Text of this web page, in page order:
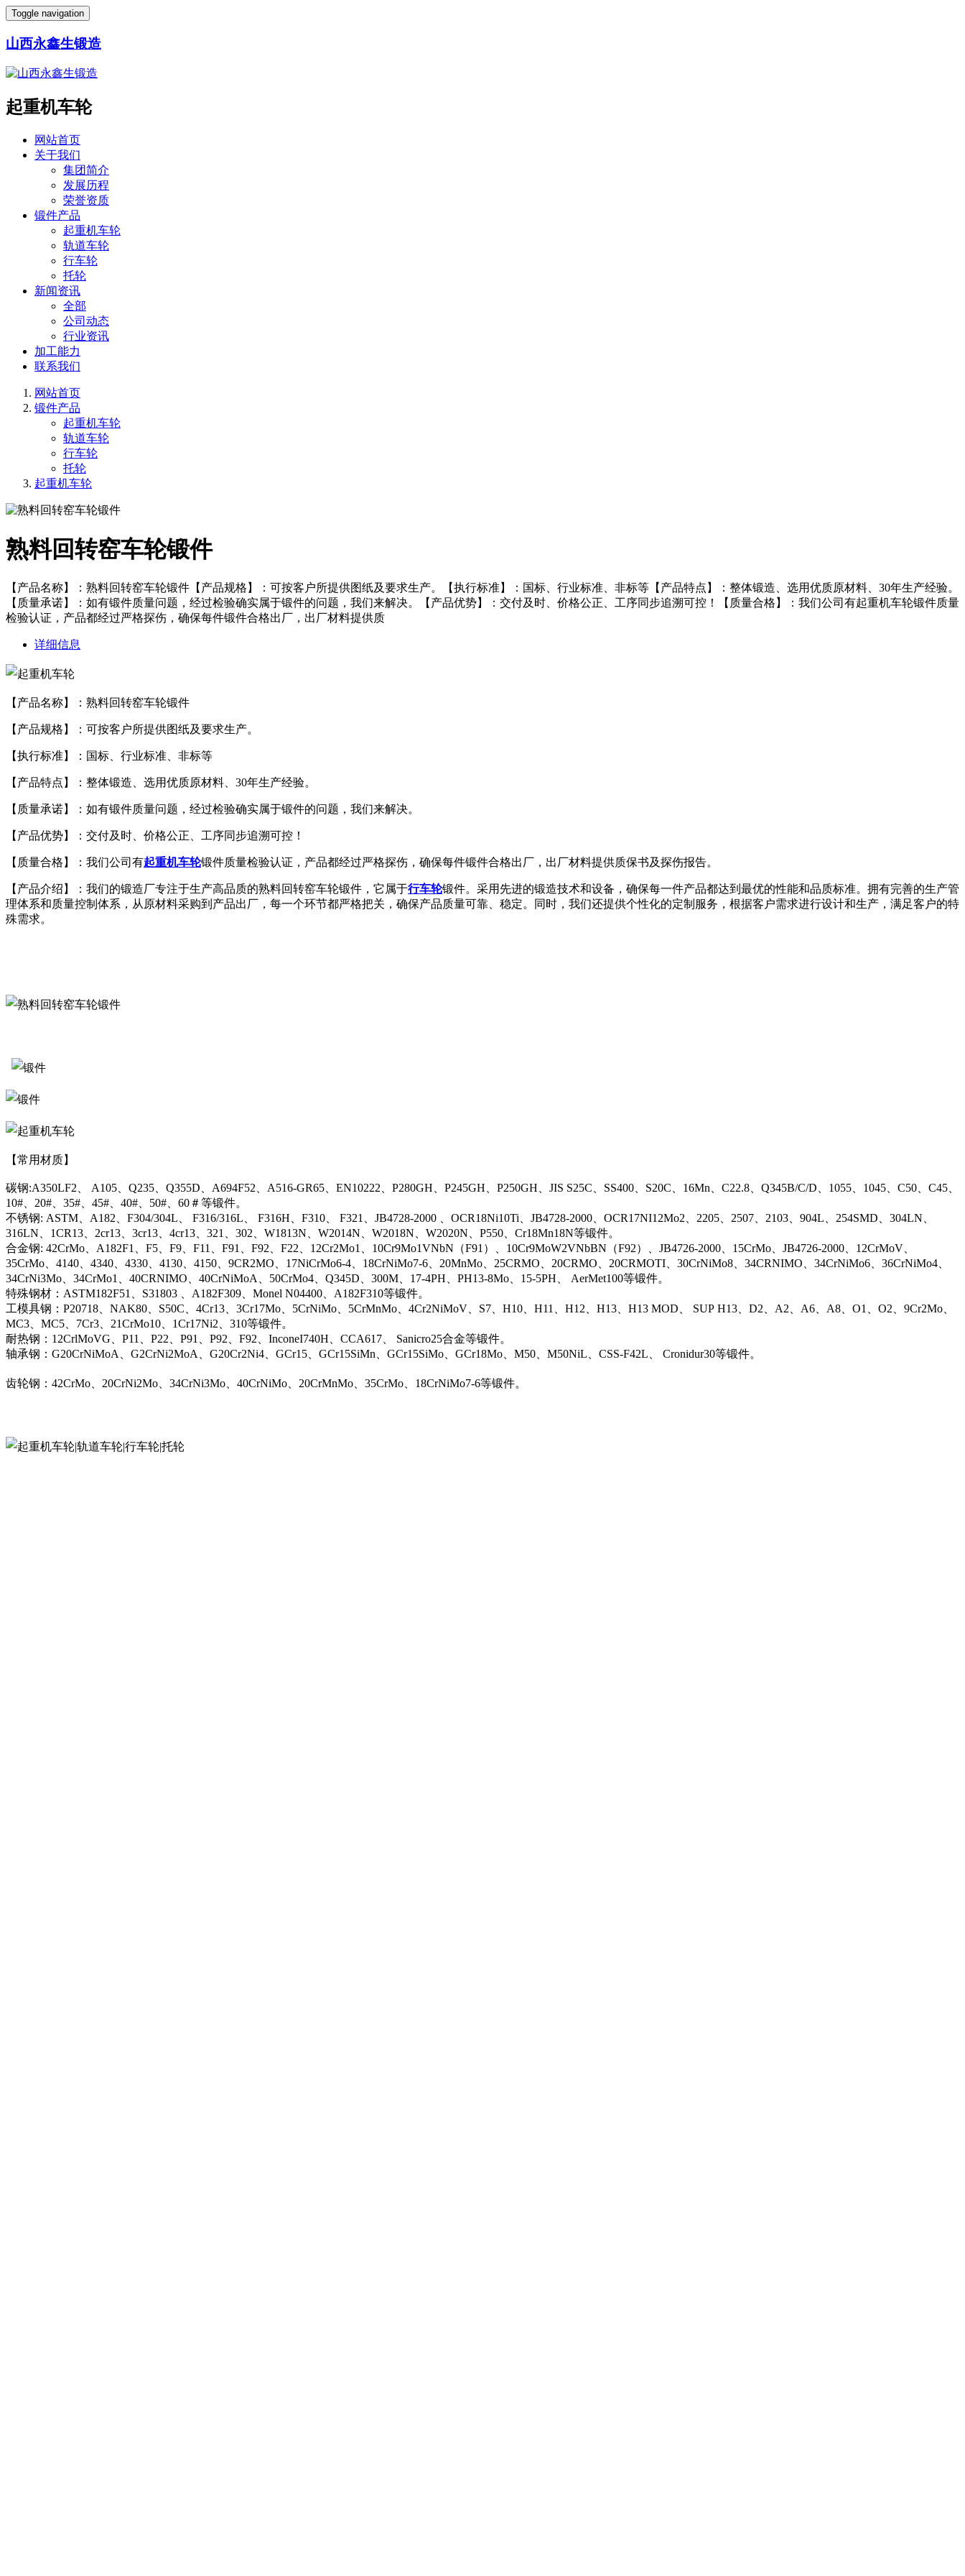
Toggle navigation
山西永鑫生锻造
起重机车轮
网站首页
关于我们
集团简介
发展历程
荣誉资质
锻件产品
起重机车轮
轨道车轮
行车轮
托轮
新闻资讯
全部
公司动态
行业资讯
加工能力
联系我们
网站首页
锻件产品
起重机车轮
轨道车轮
行车轮
托轮
起重机车轮
熟料回转窑车轮锻件
【产品名称】：熟料回转窑车轮锻件【产品规格】：可按客户所提供图纸及要求生产。【执行标准】：国标、行业标准、非标等【产品特点】：整体锻造、选用优质原材料、30年生产经验。
【质量承诺】：如有锻件质量问题，经过检验确实属于锻件的问题，我们来解决。【产品优势】：交付及时、价格公正、工序同步追溯可控！【质量合格】：我们公司有起重机车轮锻件质量
检验认证，产品都经过严格探伤，确保每件锻件合格出厂，出厂材料提供质
详细信息
【产品名称】：熟料回转窑车轮锻件
【产品规格】：可按客户所提供图纸及要求生产。
【执行标准】：国标、行业标准、非标等
【产品特点】：整体锻造、选用优质原材料、30年生产经验。
【质量承诺】：如有锻件质量问题，经过检验确实属于锻件的问题，我们来解决。
【产品优势】：交付及时、价格公正、工序同步追溯可控！
【质量合格】：我们公司有起重机车轮锻件质量检验认证，产品都经过严格探伤，确保每件锻件合格出厂，出厂材料提供质保书及探伤报告。
【产品介绍】：我们的锻造厂专注于生产高品质的熟料回转窑车轮锻件，它属于行车轮锻件。采用先进的锻造技术和设备，确保每一件产品都达到最优的性能和品质标准。拥有完善的生产管
理体系和质量控制体系，从原材料采购到产品出厂，每一个环节都严格把关，确保产品质量可靠、稳定。同时，我们还提供个性化的定制服务，根据客户需求进行设计和生产，满足客户的特
殊需求。
【常用材质】
碳钢:A350LF2、 A105、Q235、Q355D、A694F52、A516-GR65、EN10222、P280GH、P245GH、P250GH、JIS S25C、SS400、S20C、16Mn、C22.8、Q345B/C/D、1055、1045、C50、C45、
10#、20#、35#、45#、40#、50#、60＃等锻件。
不锈钢: ASTM、A182、F304/304L、 F316/316L、 F316H、F310、 F321、JB4728-2000 、OCR18Ni10Ti、JB4728-2000、OCR17NI12Mo2、2205、2507、2103、904L、254SMD、304LN、
316LN、1CR13、2cr13、3cr13、4cr13、321、302、W1813N、W2014N、W2018N、W2020N、P550、Cr18Mn18N等锻件。
合金钢: 42CrMo、A182F1、F5、F9、F11、F91、F92、F22、12Cr2Mo1、10Cr9Mo1VNbN（F91）、10Cr9MoW2VNbBN（F92）、JB4726-2000、15CrMo、JB4726-2000、12CrMoV、
35CrMo、4140、4340、4330、4130、4150、9CR2MO、17NiCrMo6-4、18CrNiMo7-6、20MnMo、25CRMO、20CRMO、20CRMOTI、30CrNiMo8、34CRNIMO、34CrNiMo6、36CrNiMo4、
34CrNi3Mo、34CrMo1、40CRNIMO、40CrNiMoA、50CrMo4、Q345D、300M、17-4PH、PH13-8Mo、15-5PH、 AerMet100等锻件。
特殊钢材：ASTM182F51、S31803 、A182F309、Monel N04400、A182F310等锻件。
工模具钢：P20718、NAK80、S50C、4Cr13、3Cr17Mo、5CrNiMo、5CrMnMo、4Cr2NiMoV、S7、H10、H11、H12、H13、H13 MOD、 SUP H13、D2、A2、A6、A8、O1、O2、9Cr2Mo、
MC3、MC5、7Cr3、21CrMo10、1Cr17Ni2、310等锻件。
耐热钢：12CrlMoVG、P11、P22、P91、P92、F92、InconeI740H、CCA617、 Sanicro25合金等锻件。
轴承钢：G20CrNiMoA、G2CrNi2MoA、G20Cr2Ni4、GCr15、GCr15SiMn、GCr15SiMo、GCr18Mo、M50、M50NiL、CSS-F42L、 Cronidur30等锻件。
齿轮钢：42CrMo、20CrNi2Mo、34CrNi3Mo、40CrNiMo、20CrMnMo、35CrMo、18CrNiMo7-6等锻件。